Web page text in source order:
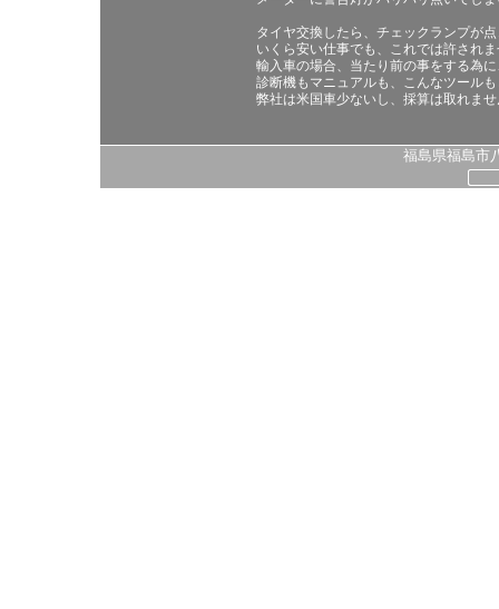
タイヤ交換したら、チェックランプが
いくら安い仕事でも、これでは許され
輸入車の場合、当たり前の事をする為
診断機もマニュアルも、こんなツール
弊社は米国車少ないし、採算は取れま
福島県福島市